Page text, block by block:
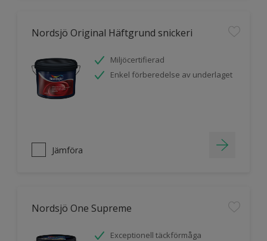
Nordsjö Original Häftgrund snickeri
Miljöcertifierad
Enkel förberedelse av underlaget
Jämföra
Nordsjö One Supreme
Exceptionell täckförmåga